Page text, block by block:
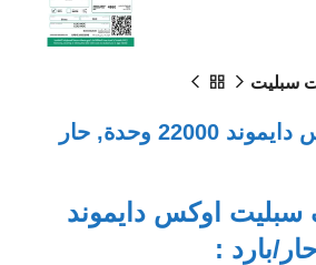
سبليت
مكيف سبليت اوكس دايموند 22000 وحدة, حار
اوكس دايموند